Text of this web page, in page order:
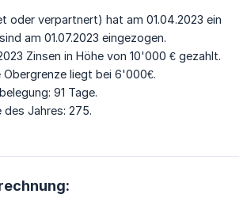
oder verpartnert) hat am 01.04.2023 ein
am 01.07.2023 eingezogen.
Zinsen in Höhe von 10'000 € gezahlt.
Obergrenze liegt bei 6'000€.
91 Tage.
des Jahres: 275.